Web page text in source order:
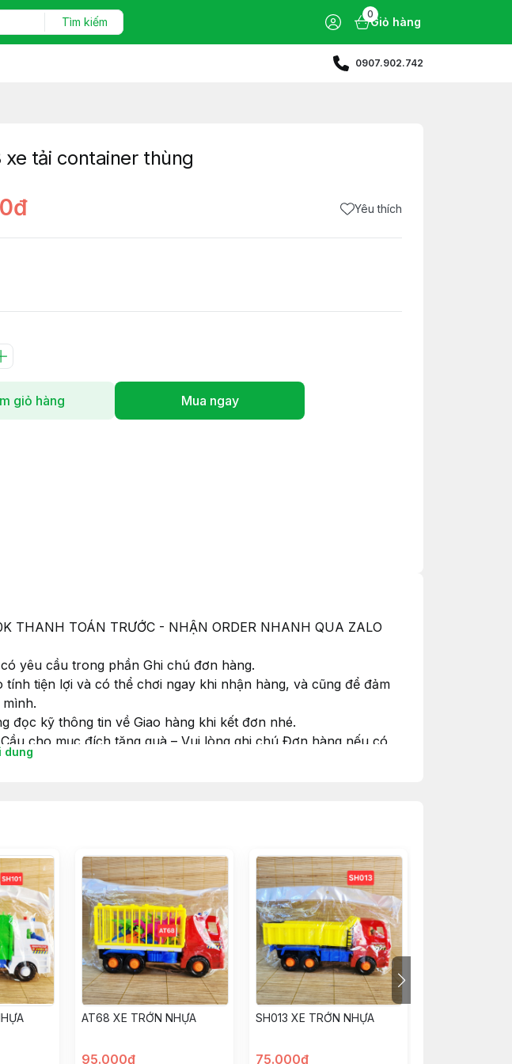
Tìm kiếm
0
Giỏ hàng
0907.902.742
tải container thùng
Yêu thích
giỏ hàng Mua ngay
THANH TOÁN TRƯỚC - NHẬN ORDER NHANH QUA ZALO
yêu cầu trong phần Ghi chú đơn hàng.
tiện lợi và có thể chơi ngay khi nhận hàng, và cũng để đảm
đọc kỹ thông tin về Giao hàng khi kết đơn nhé.
cho mục đích tặng quà – Vui lòng ghi chú Đơn hàng nếu có
dung
AT68 XE TRỚN NHỰA
95.000đ
SH013 XE TRỚN NHỰA
75.000đ